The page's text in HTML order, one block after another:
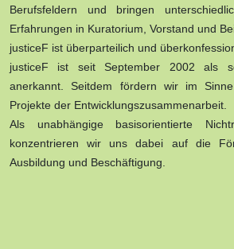
Berufsfeldern und bringen
Erfahrungen in Kuratorium, Vorstand und
justiceF ist überparteilich und
justiceF ist seit September 2002 als
anerkannt. Seitdem fördern wir im
Projekte der Entwicklungszusammenarbeit.
Als unabhängige basisorientierte
konzentrieren wir uns dabei auf die
Ausbildung und Beschäftigung.